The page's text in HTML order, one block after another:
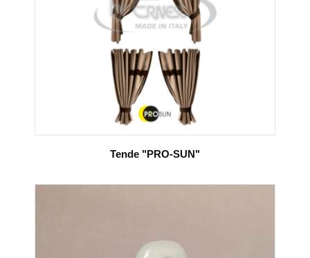
Tende "PRO-SUN"